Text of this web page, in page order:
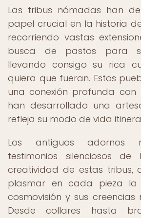
Las tribus nómadas han
papel crucial en la historia
recorriendo vastas
busca de pastos para
llevando consigo su rica
quiera que fueran. Estos
una conexión profunda
han desarrollado una
refleja su modo de vida
Los antiguos adornos
testimonios silenciosos
creatividad de estas tribus,
plasmar en cada pieza la
cosmovisión y sus creencias
Desde collares hasta